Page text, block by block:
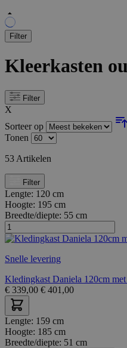
Filter
Kleerkasten
Filter
X
Sorteer op
Tonen
53 Artikelen
Filter
Lengte: 120 cm
Hoogte: 195 cm
Breedte/diepte: 55 cm
Snelle levering
Kledingkast Daniela 120cm
€ 339,00 € 401,00
Lengte: 159 cm
Hoogte: 185 cm
Breedte/diepte: 51 cm